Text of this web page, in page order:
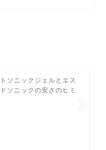
トソニックジェルとエス
ソニックの安さのヒミ